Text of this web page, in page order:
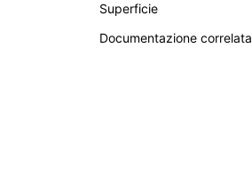
Superficie
Documentazione correlata